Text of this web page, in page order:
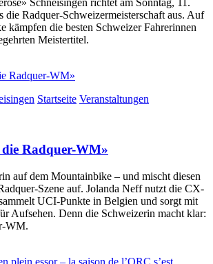
Schneisingen richtet am Sonntag, 11.
die Radquer-Schweizermeisterschaft aus. Auf
kämpfen die besten Schweizer Fahrerinnen
Meistertitel.
Startseite Veranstaltungen
Radquer-WM»
auf dem Mountainbike – und mischt diesen
Szene auf. Jolanda Neff nutzt die CX-
UCI-Punkte in Belgien und sorgt mit
Aufsehen. Denn die Schweizerin macht klar:
WM.